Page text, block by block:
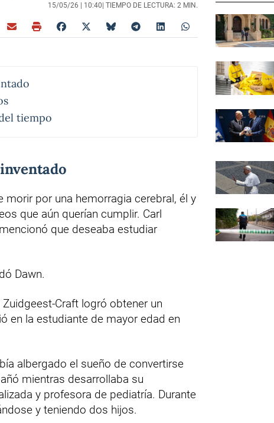
15/05/26 | 10:40 | TIEMPO DE LECTURA: 2 MIN.
tiempo
morir por una hemorragia cerebral, él y
que aún querían cumplir. Carl
que deseaba estudiar
Dawn.
Craft logró obtener un
en la estudiante de mayor edad en
albergado el sueño de convertirse
mientras desarrollaba su
y profesora de pediatría. Durante
y teniendo dos hijos.